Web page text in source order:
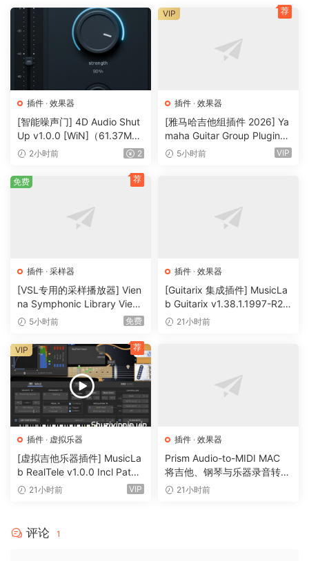
User interface color schemes
Resizable interface
Retina and HighDPI support
🏠 HomePage
插件 · 效果器
[智能噪声门] 4D Audio Shut
Up v1.0.0 [WiN]（61.37M
B）2小时前 2
插件 · 效果器
[雅马哈吉他组插件 2026] Ya
maha Guitar Group Plugins
2026 Incl Keygen-R2R [Wi
5小时前 VIP
VIP 荐
插件 · 采样器
[VSL专用的采样播放器] Vien
na Symphonic Library Vienn
a Synchron Player v1.3.302
5小时前 免费
免费 荐
插件 · 效果器
[Guitarix 集成插件] MusicLa
b Guitarix v1.38.1.1997-R2R
[WiN]（7.5MB）
21小时前
插件 · 虚拟乐器
[虚拟吉他乐器插件] MusicLa
b RealTele v1.0.0 Incl Patch
ed and Keygen-R2R [WiN]
21小时前 VIP
VIP 荐
插件 · 效果器
Prism Audio-to-MIDI MAC
将吉他、钢琴与乐器录音转换
为可编辑 MIDI
21小时前
评论 1